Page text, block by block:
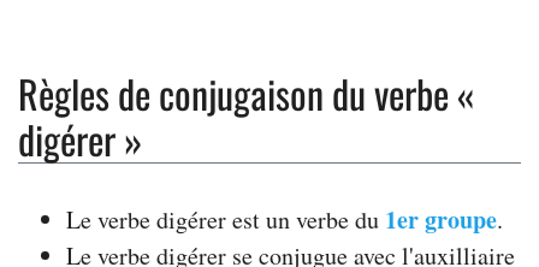
Règles de conjugaison du verbe «
digérer »
Le verbe digérer est un verbe du 1er groupe.
Le verbe digérer se conjugue avec l'auxilliaire